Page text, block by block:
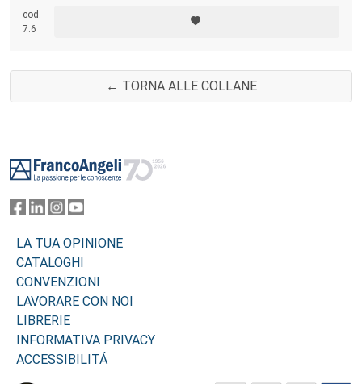
da tradurre le produzioni in concezioni, materie utili alla didattica del
design.
cod.
7.6
← TORNA ALLE COLLANE
LA TUA OPINIONE
CATALOGHI
CONVENZIONI
LAVORARE CON NOI
LIBRERIE
INFORMATIVA PRIVACY
ACCESSIBILITÁ